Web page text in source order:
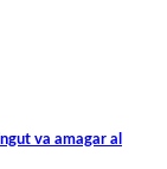
va amagar al